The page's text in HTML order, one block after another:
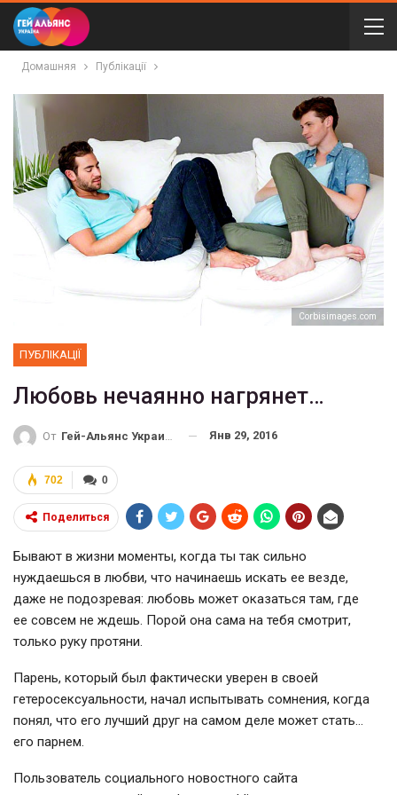
Домашняя Публікації
Corbisimages.com
ПУБЛІКАЦІЇ
Любовь нечаянно нагрянет…
От Гей-Альянс Украина Янв 29, 2016
0
702
Поделиться
Бывают в жизни моменты, когда ты так сильно
нуждаешься в любви, что начинаешь искать ее везде,
даже не подозревая: любовь может оказаться там, где
ее совсем не ждешь. Порой она сама на тебя смотрит,
только руку протяни.
Парень, который был фактически уверен в своей
гетеросексуальности, начал испытывать сомнения, когда
понял, что его лучший друг на самом деле может стать…
его парнем.
Пользователь социального новостного сайта